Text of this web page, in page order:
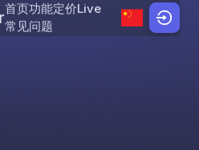
Skip to content
首页功能定价Live
常见问题